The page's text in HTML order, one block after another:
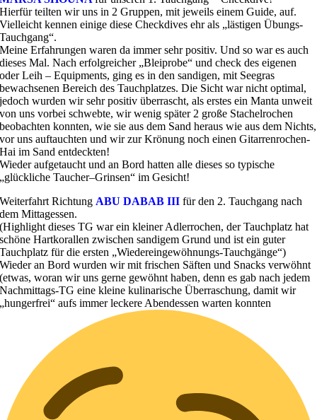
Hierfür teilten wir uns in 2 Gruppen, mit jeweils einem Guide, auf.
Vielleicht kennen einige diese Checkdives ehr als „lästigen Übungs-
Tauchgang“.
Meine Erfahrungen waren da immer sehr positiv. Und so war es auch
dieses Mal. Nach erfolgreicher „Bleiprobe“ und check des eigenen
oder Leih – Equipments, ging es in den sandigen, mit Seegras
bewachsenen Bereich des Tauchplatzes. Die Sicht war nicht optimal,
jedoch wurden wir sehr positiv überrascht, als erstes ein Manta unweit
von uns vorbei schwebte, wir wenig später 2 große Stachelrochen
beobachten konnten, wie sie aus dem Sand heraus wie aus dem Nichts,
vor uns auftauchten und wir zur Krönung noch einen Gitarrenrochen-
Hai im Sand entdeckten!
Wieder aufgetaucht und an Bord hatten alle dieses so typische
„glückliche Taucher–Grinsen“ im Gesicht!
Weiterfahrt Richtung ABU DABAB III für den 2. Tauchgang nach
dem Mittagessen.
(Highlight dieses TG war ein kleiner Adlerrochen, der Tauchplatz hat
schöne Hartkorallen zwischen sandigem Grund und ist ein guter
Tauchplatz für die ersten „Wiedereingewöhnungs-Tauchgänge“)
Wieder an Bord wurden wir mit frischen Säften und Snacks verwöhnt
(etwas, woran wir uns gerne gewöhnt haben, denn es gab nach jedem
Nachmittags-TG eine kleine kulinarische Überraschung, damit wir
„hungerfrei“ aufs immer leckere Abendessen warten konnten